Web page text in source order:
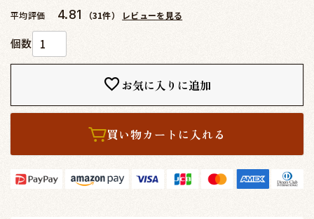
平均評価 4.81 （31件） レビューを見る
お気に入りに追加
買い物カートに入れる